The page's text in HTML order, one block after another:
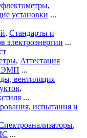
,
установки ...
, Стандарты и
электроэнергии ...
, Аттестация
ЭМП ...
вентиляция
,
...
испытания и
,
...